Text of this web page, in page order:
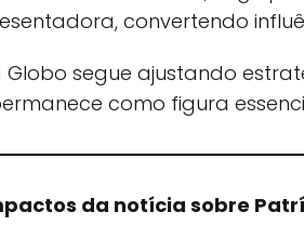
convertendo
Globo segue ajustando
como figura
da notícia sobre